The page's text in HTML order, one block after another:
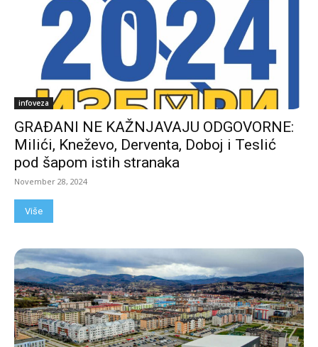
infoveza
GRAĐANI NE KAŽNJAVAJU ODGOVORNE:
Milići, Kneževo, Derventa, Doboj i Teslić
pod šapom istih stranaka
November 28, 2024
Više